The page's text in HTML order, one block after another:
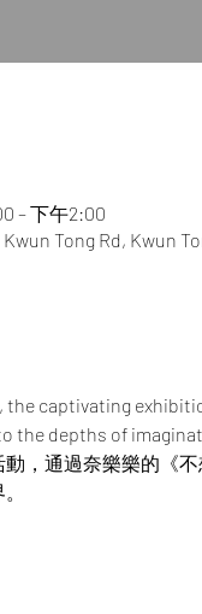
– 下午2:00
Tong Rd, Kwun
captivating
the depths of
，通過奈樂樂的《